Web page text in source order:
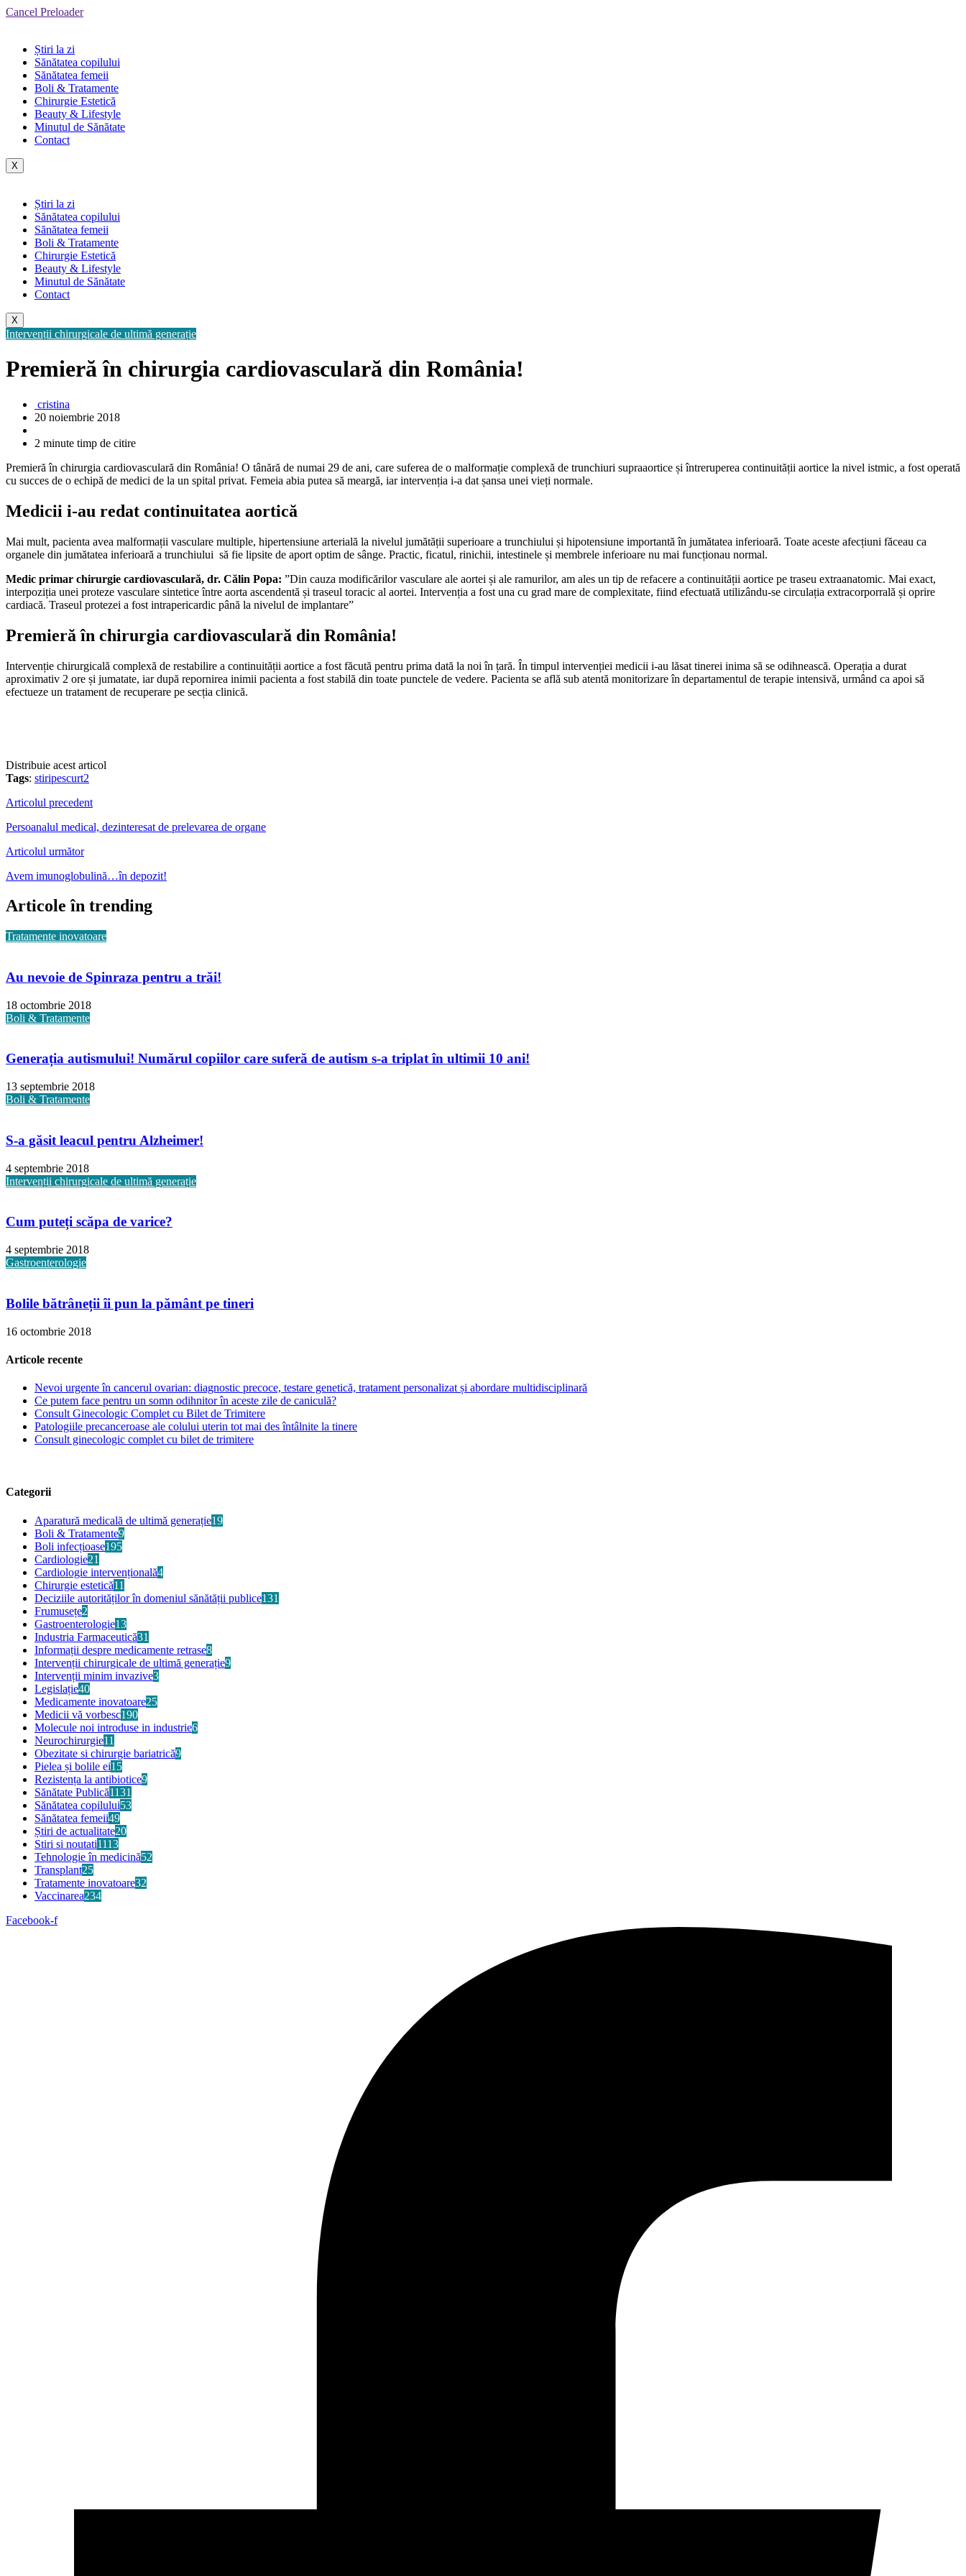
Cancel Preloader
Știri la zi
Sănătatea copilului
Sănătatea femeii
Boli & Tratamente
Chirurgie Estetică
Beauty & Lifestyle
Minutul de Sănătate
Contact
X
Știri la zi
Sănătatea copilului
Sănătatea femeii
Boli & Tratamente
Chirurgie Estetică
Beauty & Lifestyle
Minutul de Sănătate
Contact
X
Intervenții chirurgicale de ultimă generație
Premieră în chirurgia cardiovasculară din România!
cristina
20 noiembrie 2018
2 minute timp de citire
Premieră în chirurgia cardiovasculară din România! O tânără de numai 29 de ani, care suferea de o malformație complexă de trunchiuri supraaortice și întreruperea continuității aortice la nivel istmic, a fost operată
cu succes de o echipă de medici de la un spital privat. Femeia abia putea să meargă, iar intervenția i-a dat șansa unei vieți normale.
Medicii i-au redat continuitatea aortică
Mai mult, pacienta avea malformații vasculare multiple, hipertensiune arterială la nivelul jumătății superioare a trunchiului și hipotensiune importantă în jumătatea inferioară. Toate aceste afecțiuni făceau ca
organele din jumătatea inferioară a trunchiului să fie lipsite de aport optim de sânge. Practic, ficatul, rinichii, intestinele și membrele inferioare nu mai funcționau normal.
Medic primar chirurgie cardiovasculară, dr. Călin Popa: ”Din cauza modificărilor vasculare ale aortei și ale ramurilor, am ales un tip de refacere a continuității aortice pe traseu extraanatomic. Mai exact,
interpoziția unei proteze vasculare sintetice între aorta ascendentă și traseul toracic al aortei. Intervenția a fost una cu grad mare de complexitate, fiind efectuată utilizându-se circulația extracorporrală și oprire
cardiacă. Traseul protezei a fost intrapericardic până la nivelul de implantare”
Premieră în chirurgia cardiovasculară din România!
Intervenție chirurgicală complexă de restabilire a continuității aortice a fost făcută pentru prima dată la noi în țară. În timpul intervenției medicii i-au lăsat tinerei inima să se odihnească. Operația a durat
aproximativ 2 ore și jumatate, iar după repornirea inimii pacienta a fost stabilă din toate punctele de vedere. Pacienta se află sub atentă monitorizare în departamentul de terapie intensivă, urmând ca apoi să
efectueze un tratament de recuperare pe secția clinică.
Distribuie acest articol
Tags: stiripescurt2
Articolul precedent
Persoanalul medical, dezinteresat de prelevarea de organe
Articolul următor
Avem imunoglobulină…în depozit!
Articole în trending
Tratamente inovatoare
Au nevoie de Spinraza pentru a trăi!
18 octombrie 2018
Boli & Tratamente
Generația autismului! Numărul copiilor care suferă de autism s-a triplat în ultimii 10 ani!
13 septembrie 2018
Boli & Tratamente
S-a găsit leacul pentru Alzheimer!
4 septembrie 2018
Intervenții chirurgicale de ultimă generație
Cum puteți scăpa de varice?
4 septembrie 2018
Gastroenterologie
Bolile bătrâneții îi pun la pământ pe tineri
16 octombrie 2018
Articole recente
Nevoi urgente în cancerul ovarian: diagnostic precoce, testare genetică, tratament personalizat și abordare multidisciplinară
Ce putem face pentru un somn odihnitor în aceste zile de caniculă?
Consult Ginecologic Complet cu Bilet de Trimitere
Patologiile precanceroase ale colului uterin tot mai des întâlnite la tinere
Consult ginecologic complet cu bilet de trimitere
Categorii
Aparatură medicală de ultimă generație19
Boli & Tratamente9
Boli infecțioase195
Cardiologie21
Cardiologie intervențională4
Chirurgie estetică11
Deciziile autorităților în domeniul sănătății publice131
Frumusețe2
Gastroenterologie13
Industria Farmaceutică31
Informații despre medicamente retrase8
Intervenții chirurgicale de ultimă generație9
Intervenții minim invazive3
Legislație40
Medicamente inovatoare25
Medicii vă vorbesc190
Molecule noi introduse in industrie6
Neurochirurgie11
Obezitate si chirurgie bariatrică9
Pielea și bolile ei15
Rezistența la antibiotice9
Sănătate Publică1131
Sănătatea copilului53
Sănătatea femeii49
Știri de actualitate20
Stiri si noutati1113
Tehnologie în medicină52
Transplant25
Tratamente inovatoare32
Vaccinarea234
Facebook-f